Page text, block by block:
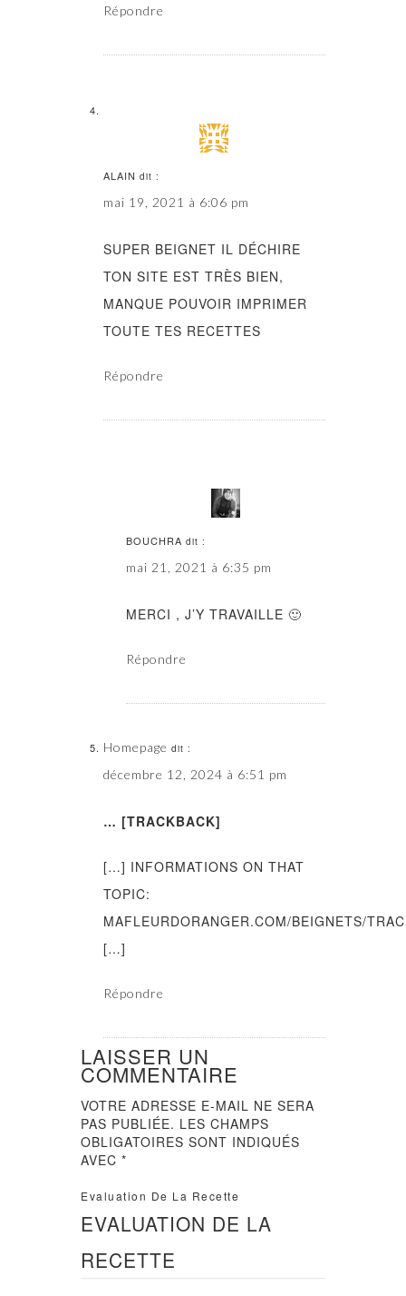
Répondre
ALAIN dit :
mai 19, 2021 à 6:06 pm
SUPER BEIGNET IL DÉCHIRE
TON SITE EST TRÈS BIEN,
MANQUE POUVOIR IMPRIMER
TOUTE TES RECETTES
Répondre
BOUCHRA dit :
mai 21, 2021 à 6:35 pm
MERCI , J’Y TRAVAILLE 🙂
Répondre
Homepage dit :
décembre 12, 2024 à 6:51 pm
… [TRACKBACK]
[…] INFORMATIONS ON THAT
TOPIC:
MAFLEURDORANGER.COM/BEIGNETS/
[…]
Répondre
LAISSER UN
COMMENTAIRE
VOTRE ADRESSE E-MAIL NE SERA
PAS PUBLIÉE. LES CHAMPS
OBLIGATOIRES SONT INDIQUÉS
AVEC*
Evaluation De La Recette
EVALUATION DE LA
RECETTE